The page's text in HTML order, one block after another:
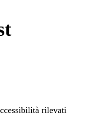
rilevati